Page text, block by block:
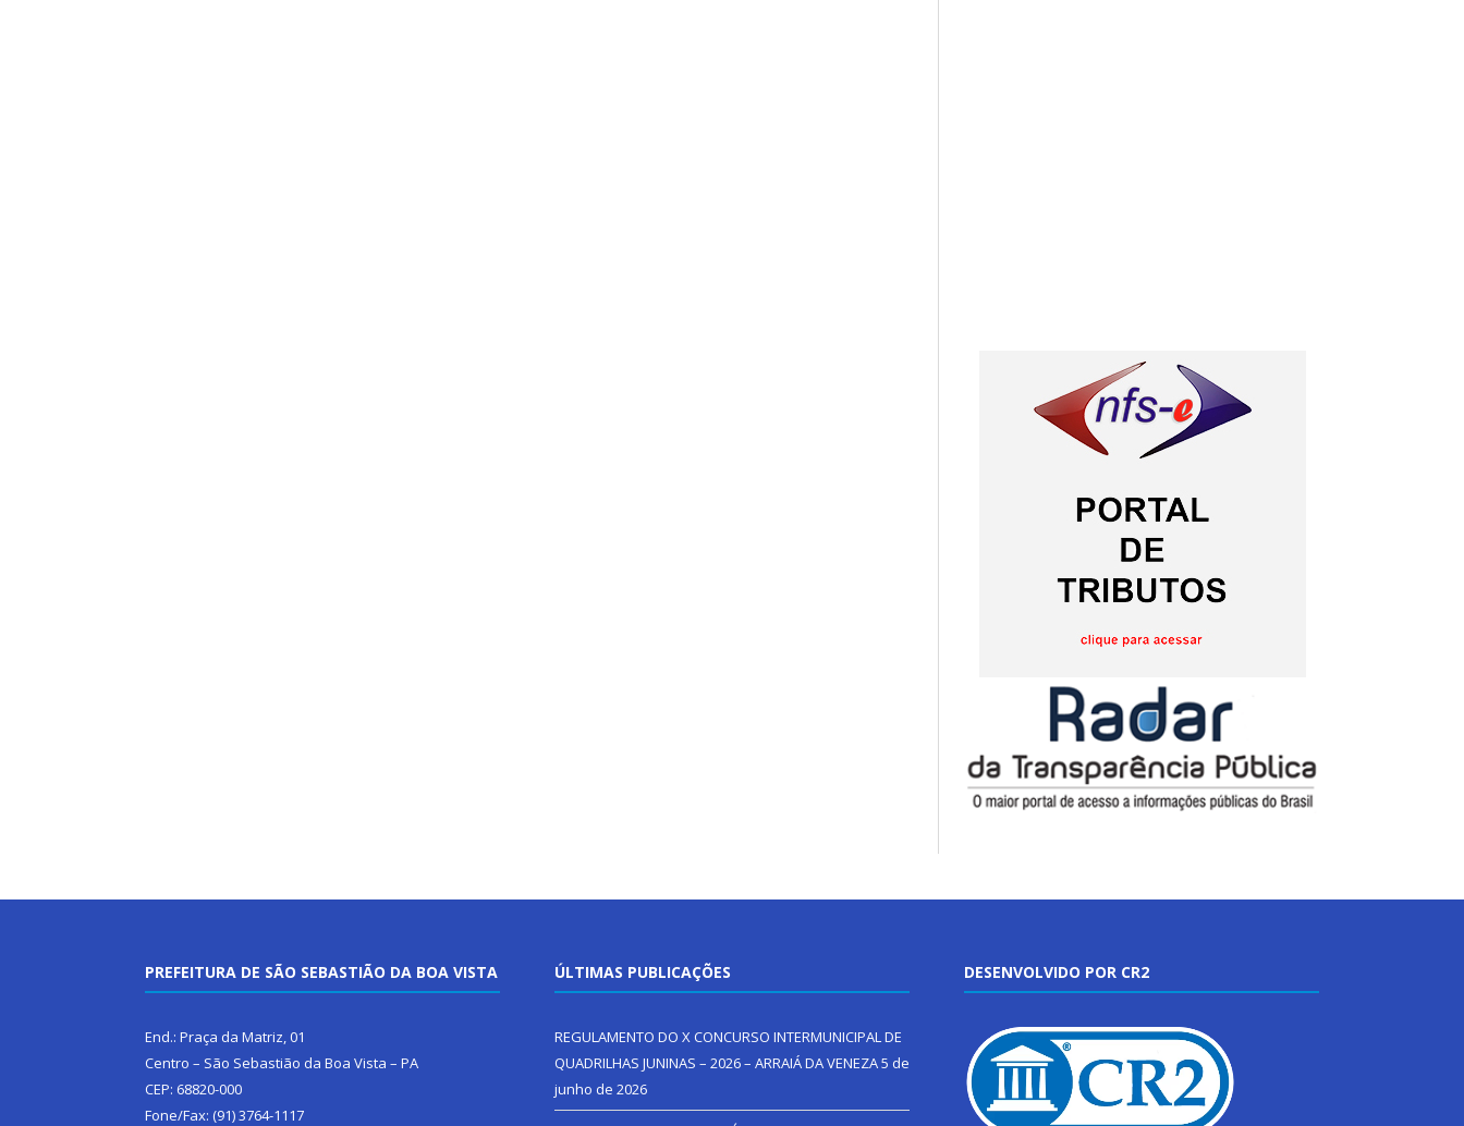
PREFEITURA DE SÃO SEBASTIÃO DA BOA VISTA
End.: Praça da Matriz, 01
Centro – São Sebastião da Boa Vista – PA
CEP: 68820-000
Fone/Fax: (91) 3764-1117
ÚLTIMAS PUBLICAÇÕES
REGULAMENTO DO X CONCURSO INTERMUNICIPAL DE
QUADRILHAS JUNINAS – 2026 – ARRAIÁ DA VENEZA5 de
junho de 2026
DESENVOLVIDO POR CR2